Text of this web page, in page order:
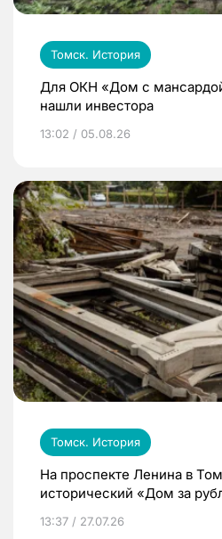
Томск. История
Для ОКН «Дом с
нашли инвестора
13:02 / 05.08.26
Томск. История
На проспекте Ленина в
исторический «Дом за
13:37 / 27.07.26